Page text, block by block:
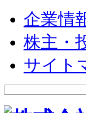
企業情
株主・
サイト